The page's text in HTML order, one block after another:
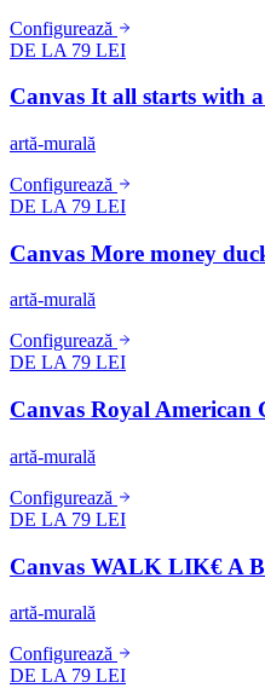
Configurează
DE LA 79 LEI
Canvas It all starts with
artă-murală
Configurează
DE LA 79 LEI
Canvas More money
artă-murală
Configurează
DE LA 79 LEI
Canvas Royal American
artă-murală
Configurează
DE LA 79 LEI
Canvas WALK LIK€ A
artă-murală
Configurează
DE LA 79 LEI